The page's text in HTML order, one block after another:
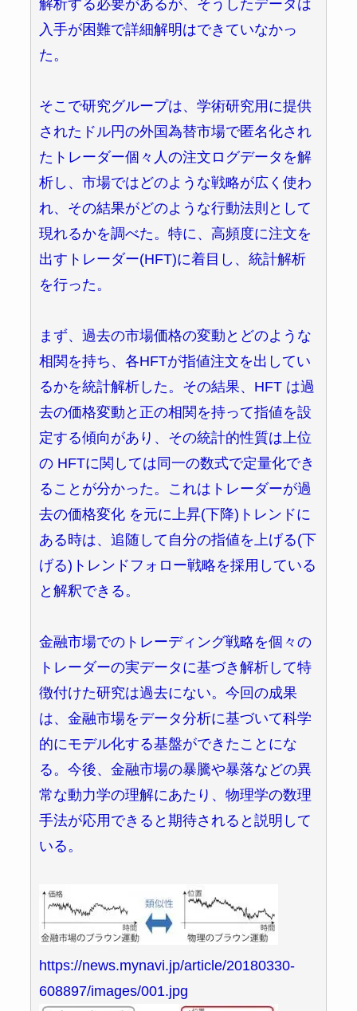
解析する必要があるが、そうしたデータは
入手が困難で詳細解明はできていなかっ
た。
そこで研究グループは、学術研究用に提供
されたドル円の外国為替市場で匿名化され
たトレーダー個々人の注文ログデータを解
析し、市場ではどのような戦略が広く使わ
れ、その結果がどのような行動法則として
現れるかを調べた。特に、高頻度に注文を
出すトレーダー(HFT)に着目し、統計解析
を行った。
まず、過去の市場価格の変動とどのような
相関を持ち、各HFTが指値注文を出してい
るかを統計解析した。その結果、HFT は過
去の価格変動と正の相関を持って指値を設
定する傾向があり、その統計的性質は上位
の HFTに関しては同一の数式で定量化でき
ることが分かった。これはトレーダーが過
去の価格変化 を元に上昇(下降)トレンドに
ある時は、追随して自分の指値を上げる(下
げる)トレンドフォロー戦略を採用している
と解釈できる。
金融市場でのトレーディング戦略を個々の
トレーダーの実データに基づき解析して特
徴付けた研究は過去にない。今回の成果
は、金融市場をデータ分析に基づいて科学
的にモデル化する基盤ができたことにな
る。今後、金融市場の暴騰や暴落などの異
常な動力学の理解にあたり、物理学の数理
手法が応用できると期待されると説明して
いる。
https://news.mynavi.jp/article/20180330-
608897/images/001.jpg